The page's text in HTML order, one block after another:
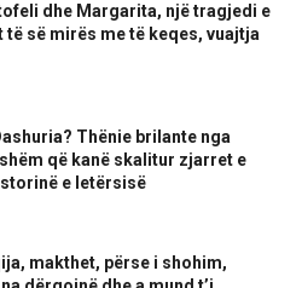
dhe Margarita, një tragjedi e
të së mirës me të keqes, vuajtja
Thënie brilante nga
që kanë skalitur zjarret e
e letërsisë
makthet, përse i shohim,